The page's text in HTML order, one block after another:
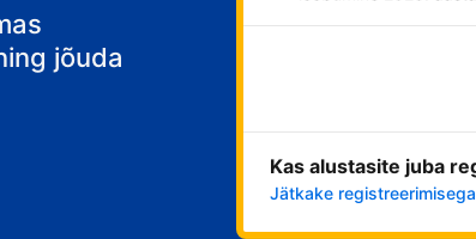
jõuda
Alusta
Kas alustasite juba
Jätkake registreerimisega